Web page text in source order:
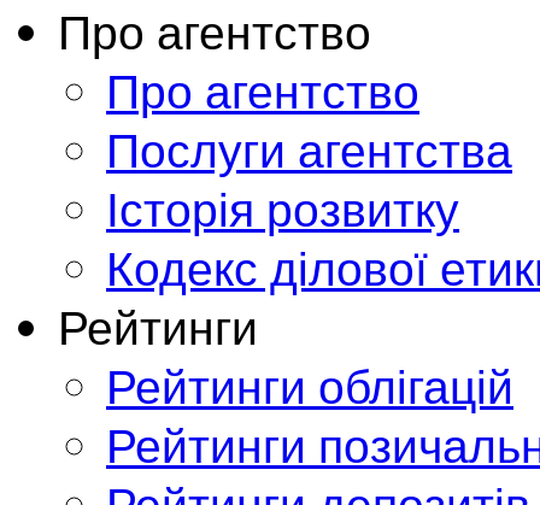
Про агентство
Про агентство
Послуги агентства
Історія розвитку
Кодекс ділової
Рейтинги
Рейтинги облігацій
Рейтинги